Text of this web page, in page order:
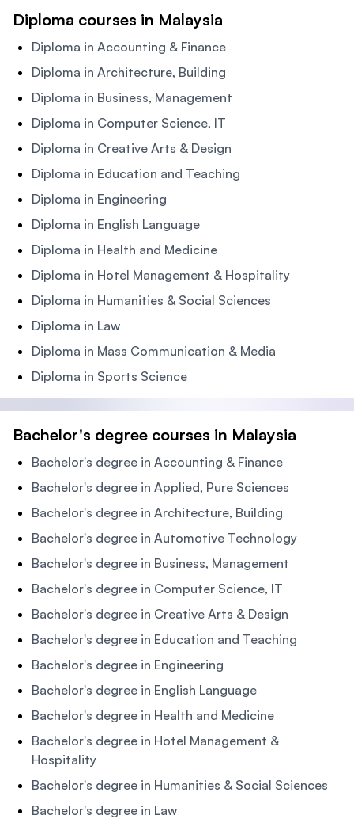
Diploma courses in Malaysia
Diploma in Accounting & Finance
Diploma in Architecture, Building
Diploma in Business, Management
Diploma in Computer Science, IT
Diploma in Creative Arts & Design
Diploma in Education and Teaching
Diploma in Engineering
Diploma in English Language
Diploma in Health and Medicine
Diploma in Hotel Management & Hospitality
Diploma in Humanities & Social Sciences
Diploma in Law
Diploma in Mass Communication & Media
Diploma in Sports Science
Bachelor's degree courses in Malaysia
Bachelor's degree in Accounting & Finance
Bachelor's degree in Applied, Pure Sciences
Bachelor's degree in Architecture, Building
Bachelor's degree in Automotive Technology
Bachelor's degree in Business, Management
Bachelor's degree in Computer Science, IT
Bachelor's degree in Creative Arts & Design
Bachelor's degree in Education and Teaching
Bachelor's degree in Engineering
Bachelor's degree in English Language
Bachelor's degree in Health and Medicine
Bachelor's degree in Hotel Management &
Hospitality
Bachelor's degree in Humanities & Social Sciences
Bachelor's degree in Law